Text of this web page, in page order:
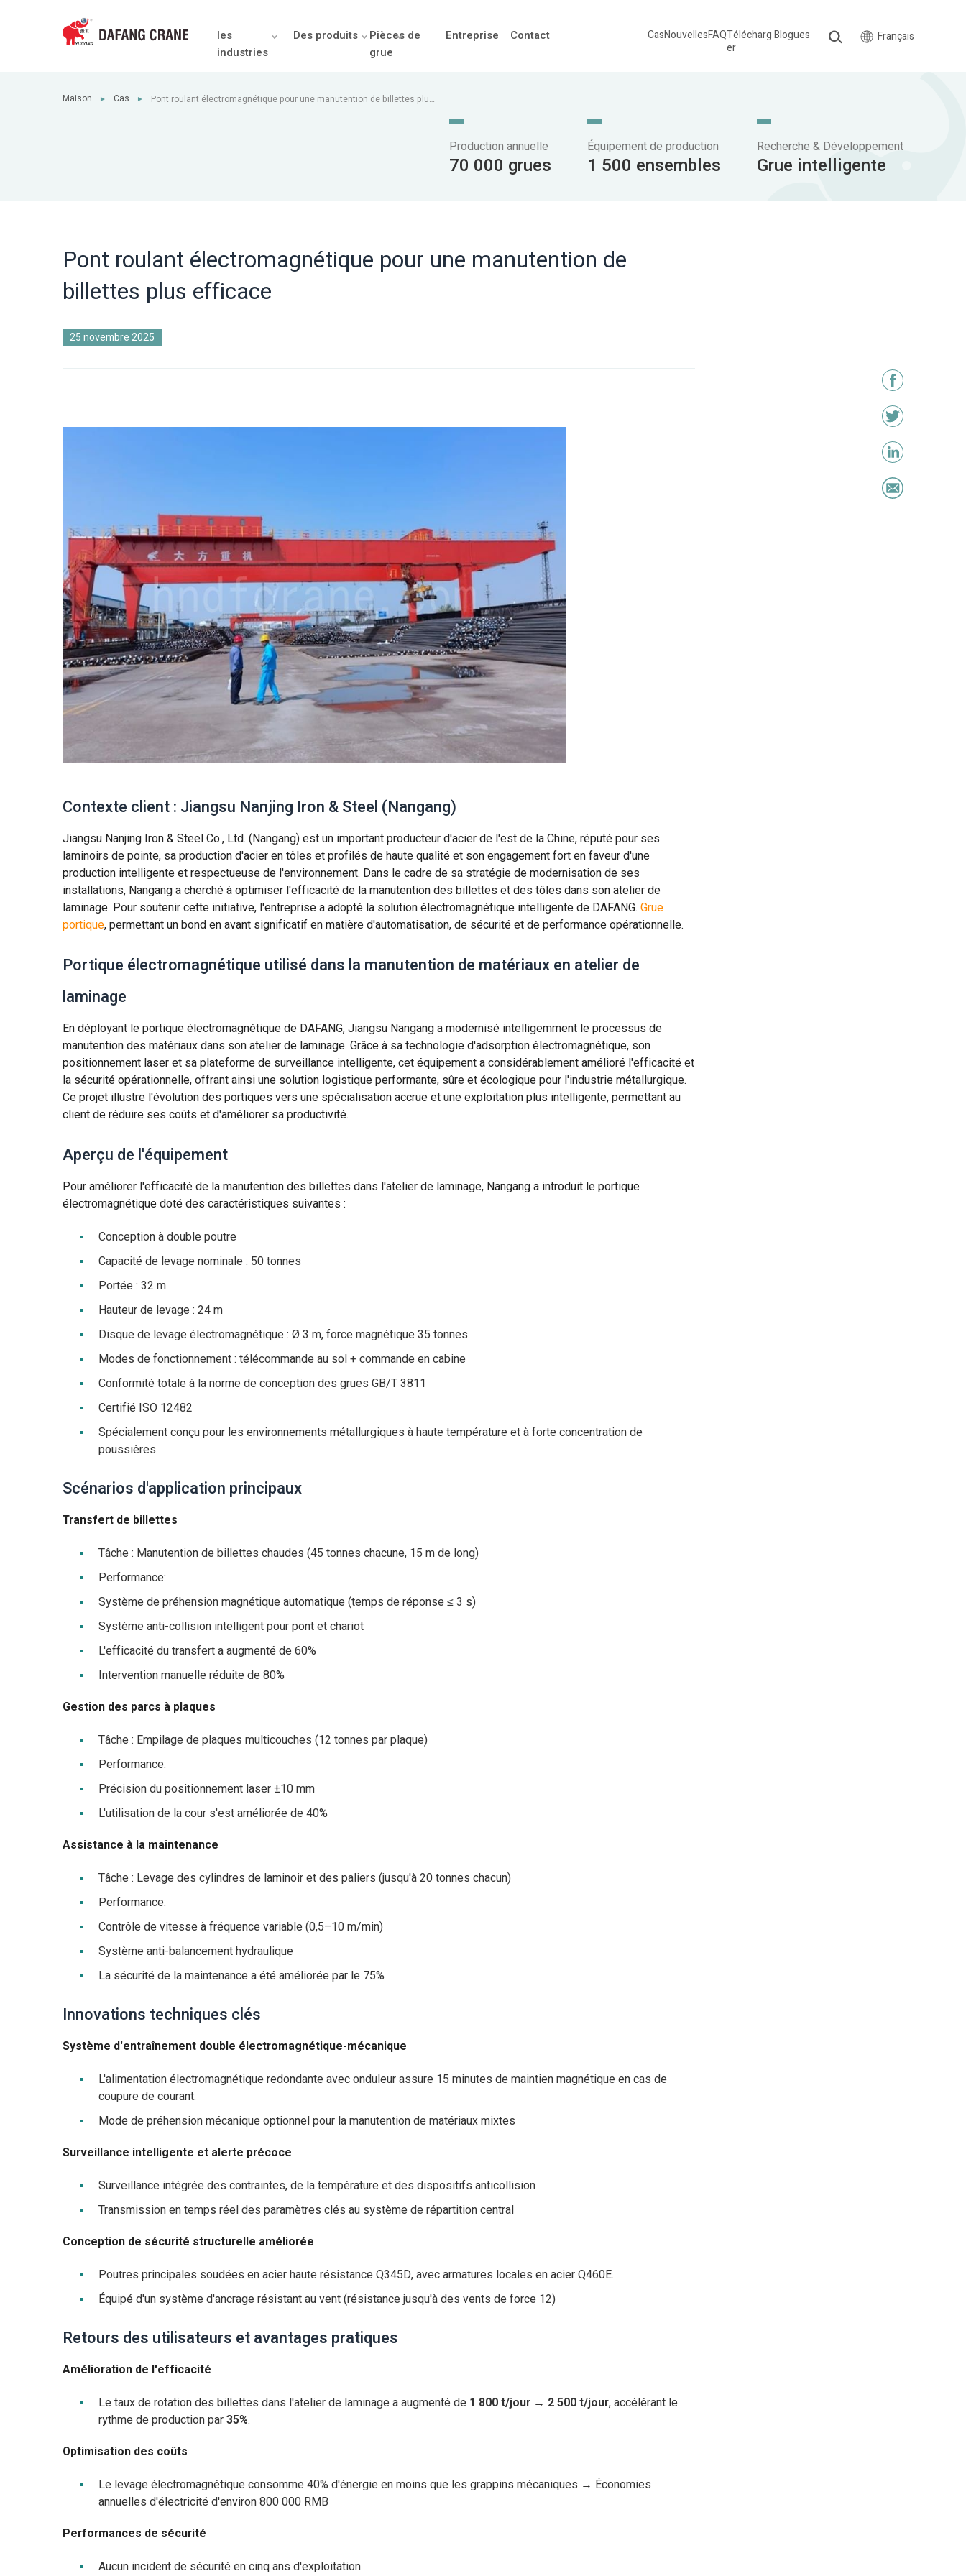
les
industries
Des produits
Pièces de
grue
Entreprise Contact CasNouvellesFAQTélécharg
er
Blogues Français
Maison ► Cas ►
Pont roulant électromagnétique pour une manutention de billettes plus
Production annuelle
70 000 grues
Équipement de production
1 500 ensembles
Recherche & Développement
Grue intelligente
Pont roulant électromagnétique pour une manutention de
billettes plus efficace
25 novembre 2025
Contexte client : Jiangsu Nanjing Iron & Steel (Nangang)
Jiangsu Nanjing Iron & Steel Co., Ltd. (Nangang) est un important producteur d'acier de l'est de la Chine, réputé pour ses
laminoirs de pointe, sa production d'acier en tôles et profilés de haute qualité et son engagement fort en faveur d'une
production intelligente et respectueuse de l'environnement. Dans le cadre de sa stratégie de modernisation de ses
installations, Nangang a cherché à optimiser l'efficacité de la manutention des billettes et des tôles dans son atelier de
laminage. Pour soutenir cette initiative, l'entreprise a adopté la solution électromagnétique intelligente de DAFANG. Grue
portique, permettant un bond en avant significatif en matière d'automatisation, de sécurité et de performance opérationnelle.
Portique électromagnétique utilisé dans la manutention de matériaux en atelier de
laminage
En déployant le portique électromagnétique de DAFANG, Jiangsu Nangang a modernisé intelligemment le processus de
manutention des matériaux dans son atelier de laminage. Grâce à sa technologie d'adsorption électromagnétique, son
positionnement laser et sa plateforme de surveillance intelligente, cet équipement a considérablement amélioré l'efficacité et
la sécurité opérationnelle, offrant ainsi une solution logistique performante, sûre et écologique pour l'industrie métallurgique.
Ce projet illustre l'évolution des portiques vers une spécialisation accrue et une exploitation plus intelligente, permettant au
client de réduire ses coûts et d'améliorer sa productivité.
Aperçu de l'équipement
Pour améliorer l'efficacité de la manutention des billettes dans l'atelier de laminage, Nangang a introduit le portique
électromagnétique doté des caractéristiques suivantes :
Conception à double poutre
Capacité de levage nominale : 50 tonnes
Portée : 32 m
Hauteur de levage : 24 m
Disque de levage électromagnétique : Ø 3 m, force magnétique 35 tonnes
Modes de fonctionnement : télécommande au sol + commande en cabine
Conformité totale à la norme de conception des grues GB/T 3811
Certifié ISO 12482
Spécialement conçu pour les environnements métallurgiques à haute température et à forte concentration de
poussières.
Scénarios d'application principaux
Transfert de billettes
Tâche : Manutention de billettes chaudes (45 tonnes chacune, 15 m de long)
Performance:
Système de préhension magnétique automatique (temps de réponse ≤ 3 s)
Système anti-collision intelligent pour pont et chariot
L'efficacité du transfert a augmenté de 60%
Intervention manuelle réduite de 80%
Gestion des parcs à plaques
Tâche : Empilage de plaques multicouches (12 tonnes par plaque)
Performance:
Précision du positionnement laser ±10 mm
L'utilisation de la cour s'est améliorée de 40%
Assistance à la maintenance
Tâche : Levage des cylindres de laminoir et des paliers (jusqu'à 20 tonnes chacun)
Performance:
Contrôle de vitesse à fréquence variable (0,5–10 m/min)
Système anti-balancement hydraulique
La sécurité de la maintenance a été améliorée par le 75%
Innovations techniques clés
Système d'entraînement double électromagnétique-mécanique
L'alimentation électromagnétique redondante avec onduleur assure 15 minutes de maintien magnétique en cas de
coupure de courant.
Mode de préhension mécanique optionnel pour la manutention de matériaux mixtes
Surveillance intelligente et alerte précoce
Surveillance intégrée des contraintes, de la température et des dispositifs anticollision
Transmission en temps réel des paramètres clés au système de répartition central
Conception de sécurité structurelle améliorée
Poutres principales soudées en acier haute résistance Q345D, avec armatures locales en acier Q460E.
Équipé d'un système d'ancrage résistant au vent (résistance jusqu'à des vents de force 12)
Retours des utilisateurs et avantages pratiques
Amélioration de l'efficacité
Le taux de rotation des billettes dans l'atelier de laminage a augmenté de 1 800 t/jour → 2 500 t/jour, accélérant le
rythme de production par35%.
Optimisation des coûts
Le levage électromagnétique consomme 40% d'énergie en moins que les grappins mécaniques → Économies
annuelles d'électricité d'environ 800 000 RMB
Performances de sécurité
Aucun incident de sécurité en cinq ans d'exploitation